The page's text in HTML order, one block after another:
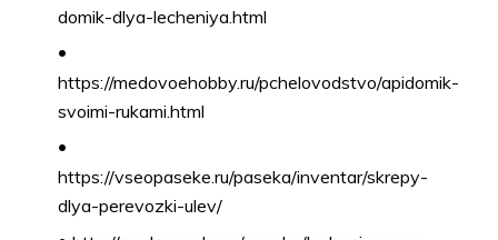
domik-dlya-lecheniya.html
https://medovoehobby.ru/pchelovodstvo/apidomik-
svoimi-rukami.html
https://vseopaseke.ru/paseka/inventar/skrepy-
dlya-perevozki-ulev/